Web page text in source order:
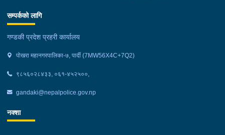
सम्पर्कको लागि
गण्डकी प्रदेश प्रहरी कार्यालय
पोखरा महानगरपालिका-७, पार्दी (7MW56X4C+7Q2)
९८५६०२८४३३, ०६१-४५२५००,
gandaki@nepalpolice.gov.np
नक्शा